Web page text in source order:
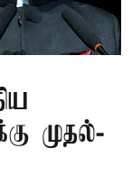
முதல்-